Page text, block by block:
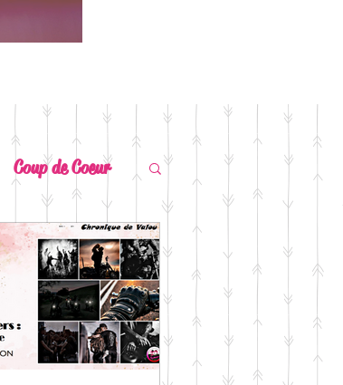
Coup de Coeur
Coup de Chaud